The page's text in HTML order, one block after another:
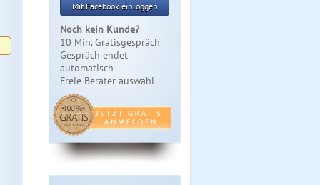
Mit Facebook einloggen
Noch kein Kunde?
10 Min. Gratisgespräch
Gespräch endet
automatisch
Freie Berater auswahl